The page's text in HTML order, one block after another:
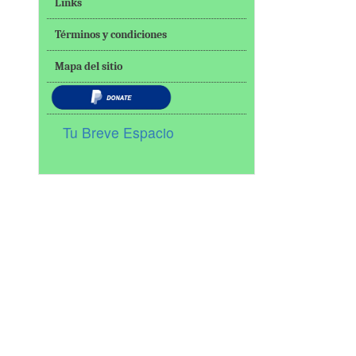
Links
Términos y condiciones
Mapa del sitio
Tu Breve Espacio